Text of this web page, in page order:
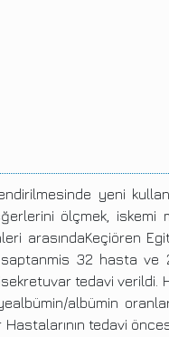
yeni
ölçmek,
arasındaKeçiören
32 hasta ve
tedavi verildi.
albümin
tedavi